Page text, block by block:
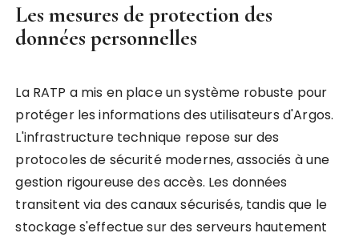
Les mesures de protection des
données personnelles
La RATP a mis en place un système robuste pour
protéger les informations des utilisateurs d'Argos.
L'infrastructure technique repose sur des
protocoles de sécurité modernes, associés à une
gestion rigoureuse des accès. Les données
transitent via des canaux sécurisés, tandis que le
stockage s'effectue sur des serveurs hautement